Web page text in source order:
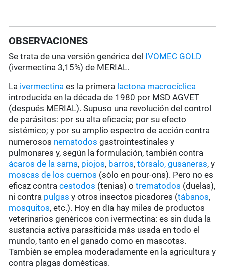
OBSERVACIONES
Se trata de una versión genérica del IVOMEC GOLD
(ivermectina 3,15%) de MERIAL.
La ivermectina es la primera lactona macrocíclica
introducida en la década de 1980 por MSD AGVET
(después MERIAL). Supuso una revolución del control
de parásitos: por su alta eficacia; por su efecto
sistémico; y por su amplio espectro de acción contra
numerosos nematodos gastrointestinales y
pulmonares y, según la formulación, también contra
ácaros de la sarna, piojos, barros,tórsalo,gusaneras, y
moscas de los cuernos (sólo en pour-ons). Pero no es
eficaz contracestodos (tenias) otrematodos (duelas),
ni contra pulgas y otros insectos picadores (tábanos,
mosquitos, etc.). Hoy en día hay miles de productos
veterinarios genéricos con ivermectina: es sin duda la
sustancia activa parasiticida más usada en todo el
mundo, tanto en el ganado como en mascotas.
También se emplea moderadamente en la agricultura y
contra plagas domésticas.